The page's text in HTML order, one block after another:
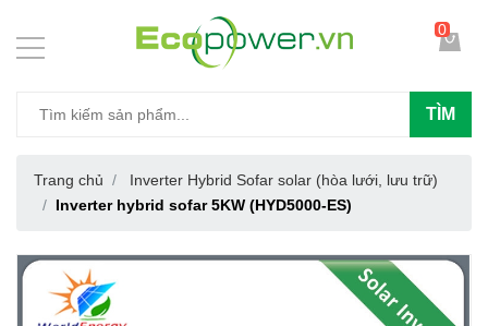
TÌM
0
Trang chủ
Inverter Hybrid Sofar solar (hòa lưới, lưu trữ)
Inverter hybrid sofar 5KW (HYD5000-ES)